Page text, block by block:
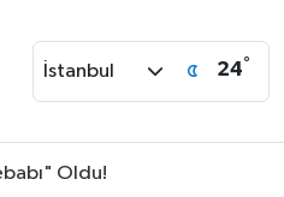
İstanbul 24°
Oldu!